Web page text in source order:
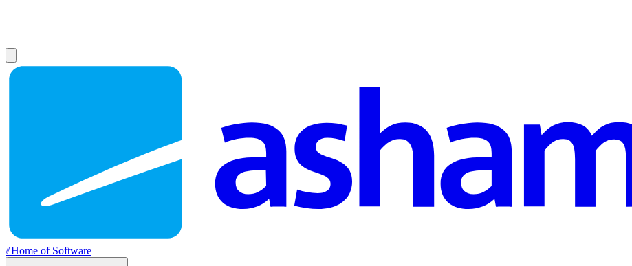
//Home of Software